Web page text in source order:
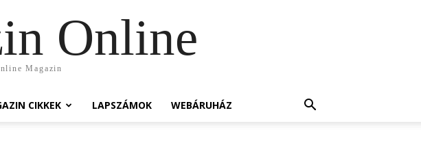
Online
Magazin
CIKKEK LAPSZÁMOK WEBÁRUHÁZ